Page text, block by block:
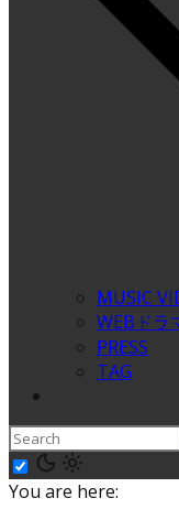
MUSIC
WEBドラ
PRESS
TAG
You are here: